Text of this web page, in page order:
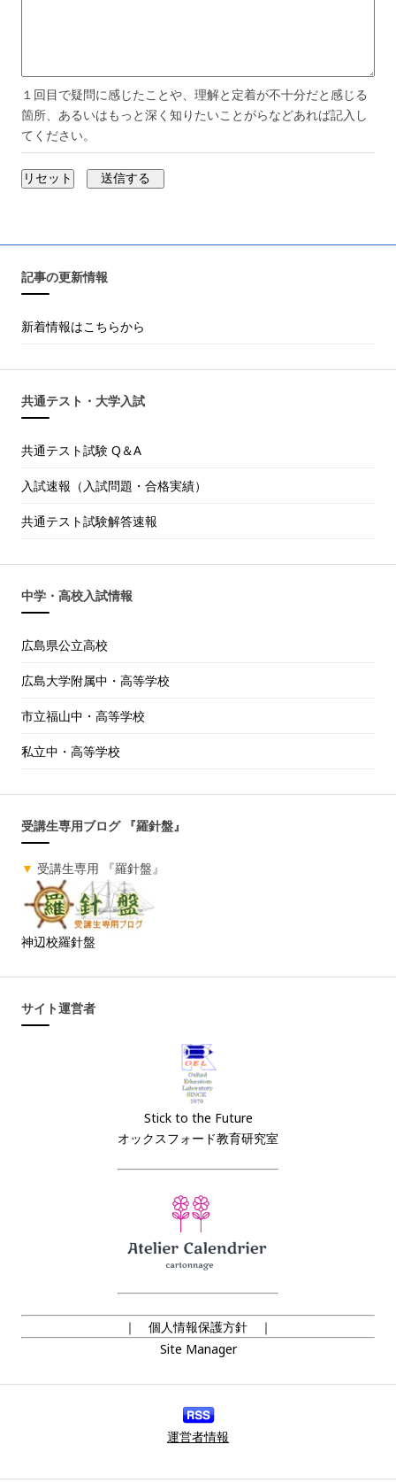
１回目で疑問に感じたことや、理解と定着が不十分だと感じる
箇所、あるいはもっと深く知りたいことがらなどあれば記入し
てください。
記事の更新情報
新着情報はこちらから
共通テスト・大学入試
共通テスト試験 Q＆A
入試速報（入試問題・合格実績）
共通テスト試験解答速報
中学・高校入試情報
広島県公立高校
広島大学附属中・高等学校
市立福山中・高等学校
私立中・高等学校
受講生専用ブログ 『羅針盤』
▼ 受講生専用 『羅針盤』
神辺校羅針盤
サイト運営者
Stick to the Future
オックスフォード教育研究室
｜ 個人情報保護方針 ｜
Site Manager
運営者情報